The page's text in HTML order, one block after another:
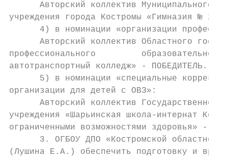
Авторский коллектив Муниципального
учреждения города Костромы «Гимназия №
4) в номинации «организации
Авторский коллектив Областного
профессионального
автотранспортный колледж» - ПОБЕДИТЕЛЬ.
5) в номинации «специальные
организации для детей с ОВЗ»:
Авторский коллектив
учреждения «Шарьинская школа-интернат
ограниченными возможностями здоровья» -
3. ОГБОУ ДПО «Костромской областной
(Лушина Е.А.) обеспечить подготовку и